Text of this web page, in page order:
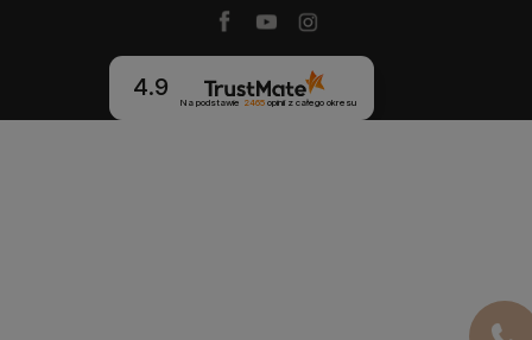
4.9
Na podstawie 2465opinii z całego okresu